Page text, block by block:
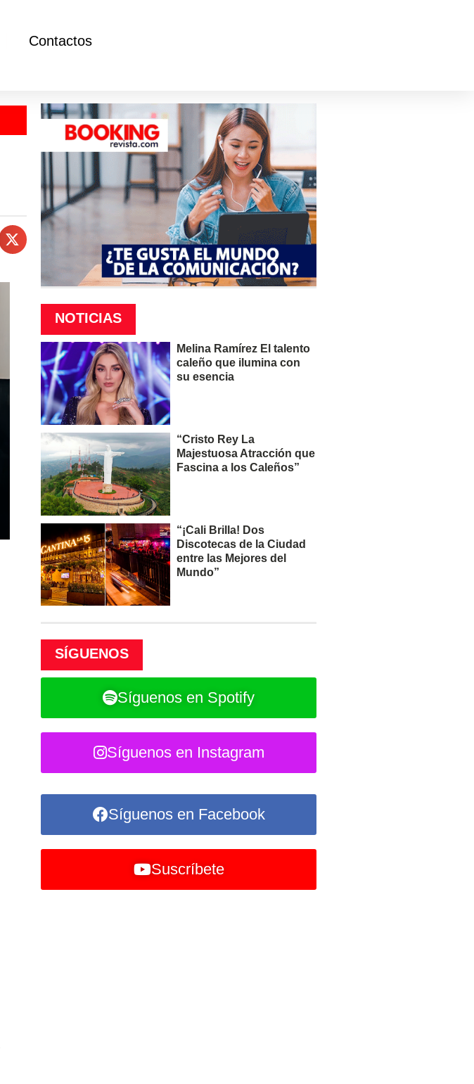
Contactos
NOTICIAS
Melina Ramírez El talento
caleño que ilumina con
su esencia
“Cristo Rey La
Majestuosa Atracción que
Fascina a los Caleños”
“¡Cali Brilla! Dos
Discotecas de la Ciudad
entre las Mejores del
Mundo”
SÍGUENOS
Síguenos en Spotify
Síguenos en Instagram
Síguenos en Facebook
Suscríbete